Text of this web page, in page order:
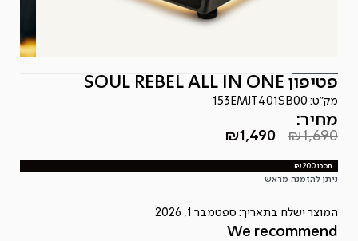
פטיפון SOUL REBEL ALL IN ONE
מק"ט: 153EMJT401SB00
מחיר:
₪1,690
המחיר
המקורי
היה:
₪1,690.
₪1,490
המחיר
הנוכחי
הוא:
₪1,490.
חסכו ₪200
ניתן להזמנה מראש
המוצר ישלח בתאריך: ספטמבר 1, 2026
We recommend